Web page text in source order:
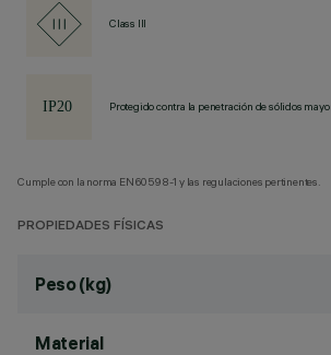
Class III
Protegido contra la penetración de sólidos
Cumple con la norma EN60598-1 y las regulaciones pertinentes.
PROPIEDADES FÍSICAS
Peso (kg)
Material